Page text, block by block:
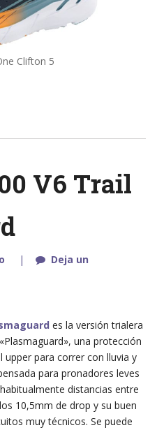
Clifton 5
V6 Trail
Deja un
es la versión trialera
una protección
upper para correr con lluvia y
para pronadores leves
distancias entre
10,5mm de drop y su buen
muy técnicos. Se puede